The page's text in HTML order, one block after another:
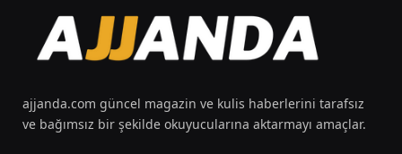
ajjanda.com güncel magazin ve kulis haberlerini tarafsız
ve bağımsız bir şekilde okuyucularına aktarmayı amaçlar.